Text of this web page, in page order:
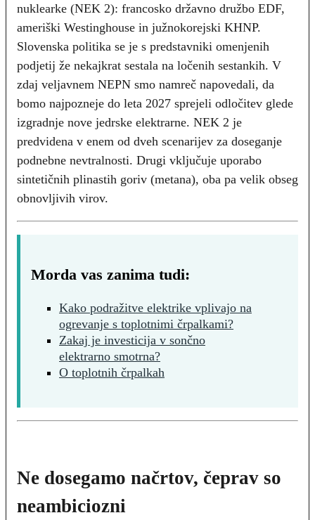
nuklearke (NEK 2): francosko državno družbo EDF,
ameriški Westinghouse in južnokorejski KHNP.
Slovenska politika se je s predstavniki omenjenih
podjetij že nekajkrat sestala na ločenih sestankih. V
zdaj veljavnem NEPN smo namreč napovedali, da
bomo najpozneje do leta 2027 sprejeli odločitev glede
izgradnje nove jedrske elektrarne. NEK 2 je
predvidena v enem od dveh scenarijev za doseganje
podnebne nevtralnosti. Drugi vključuje uporabo
sintetičnih plinastih goriv (metana), oba pa velik obseg
obnovljivih virov.
Morda vas zanima tudi:
Kako podražitve elektrike vplivajo na
ogrevanje s toplotnimi črpalkami?
Zakaj je investicija v sončno
elektrarno smotrna?
O toplotnih črpalkah
Ne dosegamo načrtov, čeprav so
neambiciozni